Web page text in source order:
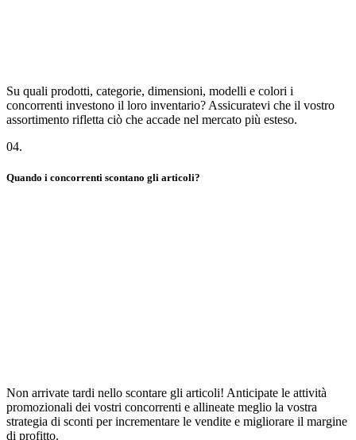
Su quali prodotti, categorie, dimensioni, modelli e colori i
concorrenti investono il loro inventario? Assicuratevi che il vostro
assortimento rifletta ciò che accade nel mercato più esteso.
04.
Quando i concorrenti scontano gli articoli?
Non arrivate tardi nello scontare gli articoli! Anticipate le attività
promozionali dei vostri concorrenti e allineate meglio la vostra
strategia di sconti per incrementare le vendite e migliorare il margine
di profitto.